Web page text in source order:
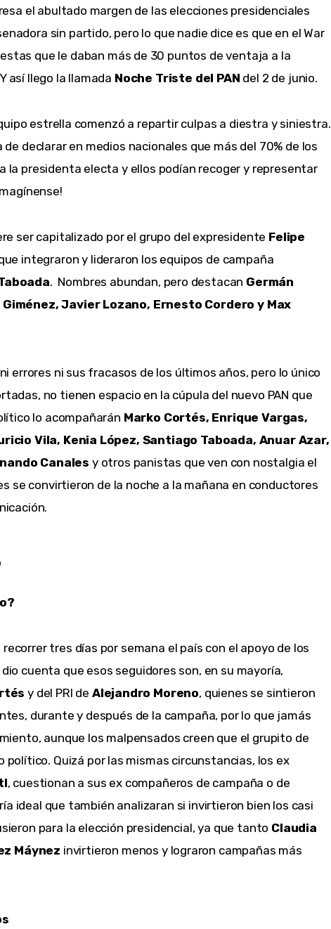
el abultado margen de las elecciones presidenciales
sin partido, pero lo que nadie dice es que en el War
que le daban más de 30 puntos de ventaja a la
así llego la llamada Noche Triste del PAN del 2 de junio.
estrella comenzó a repartir culpas a diestra y siniestra.
declarar en medios nacionales que más del 70% de los
la presidenta electa y ellos podían recoger y representar
ser capitalizado por el grupo del expresidente Felipe
integraron y lideraron los equipos de campaña
.  Nombres abundan, pero destacan Germán
Javier Lozano, Ernesto Cordero y Max
errores ni sus fracasos de los últimos años, pero lo único
no tienen espacio en la cúpula del nuevo PAN que
lo acompañarán Marko Cortés, Enrique Vargas,
Vila, Kenia López, Santiago Taboada, Anuar Azar,
Canales y otros panistas que ven con nostalgia el
se convirtieron de la noche a la mañana en conductores
tres días por semana el país con el apoyo de los
dio cuenta que esos seguidores son, en su mayoría,
y del PRI de Alejandro Moreno, quienes se sintieron
durante y después de la campaña, por lo que jamás
aunque los malpensados creen que el grupito de
político. Quizá por las mismas circunstancias, los ex
, cuestionan a sus ex compañeros de campaña o de
ideal que también analizaran si invirtieron bien los casi
para la elección presidencial, ya que tanto Claudia
Máynez invirtieron menos y lograron campañas más